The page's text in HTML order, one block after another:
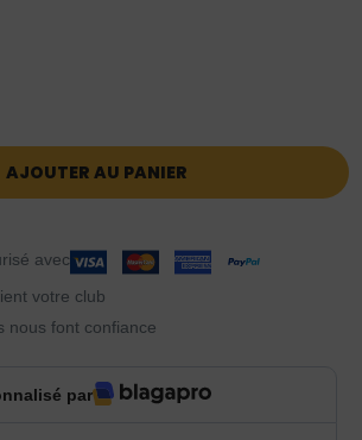
AJOUTER AU PANIER
avec
votre club
nous font confiance
par